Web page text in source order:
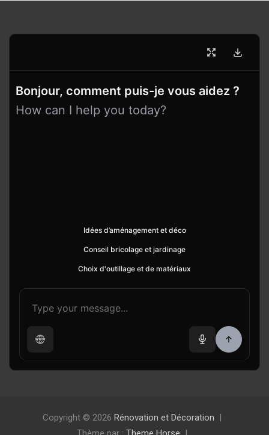
Bonjour, comment puis-je vous aidez ?
How can I help you today?
Idées d’aménagement et déco
Conseil bricolage et jardinage
Choix d'outillage et de matériaux
Copyright © 2026 Rénovation et Décoration